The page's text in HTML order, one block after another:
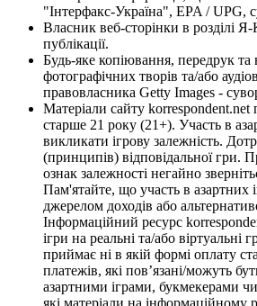
"Інтерфакс-Україна", EPA / UPG,
Власник веб-сторінки в розділі
публікації.
Будь-яке копіювання, передрук та
фотографічних творів та/або
правовласника Getty Images -
Матеріали сайту korrespondent.net
старше 21 року (21+). Участь в
викликати ігрову залежність.
(принципів) відповідальної гри.
ознак залежності негайно
Пам'ятайте, що участь в азартних
джерелом доходів або
Інформаційний ресурс
ігри на реальні та/або віртуальні
приймає ні в якій формі оплату
платежів, які пов’язані/можуть
азартними іграми, букмекерами
які матеріали на інформаційному